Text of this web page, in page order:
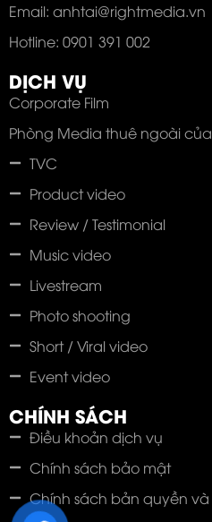
Email: anhtai@rightmedia.vn
Hotline: 0901 391 002
DỊCH VỤ
Corporate Film
Phòng Media thuê ngoài
TVC
Product video
Review / Testimonial
Music video
Livestream
Photo shooting
Short / Viral video
Event video
CHÍNH SÁCH
Điều khoản dịch vụ
Chính sách bảo mật
Chính sách bản quyền và